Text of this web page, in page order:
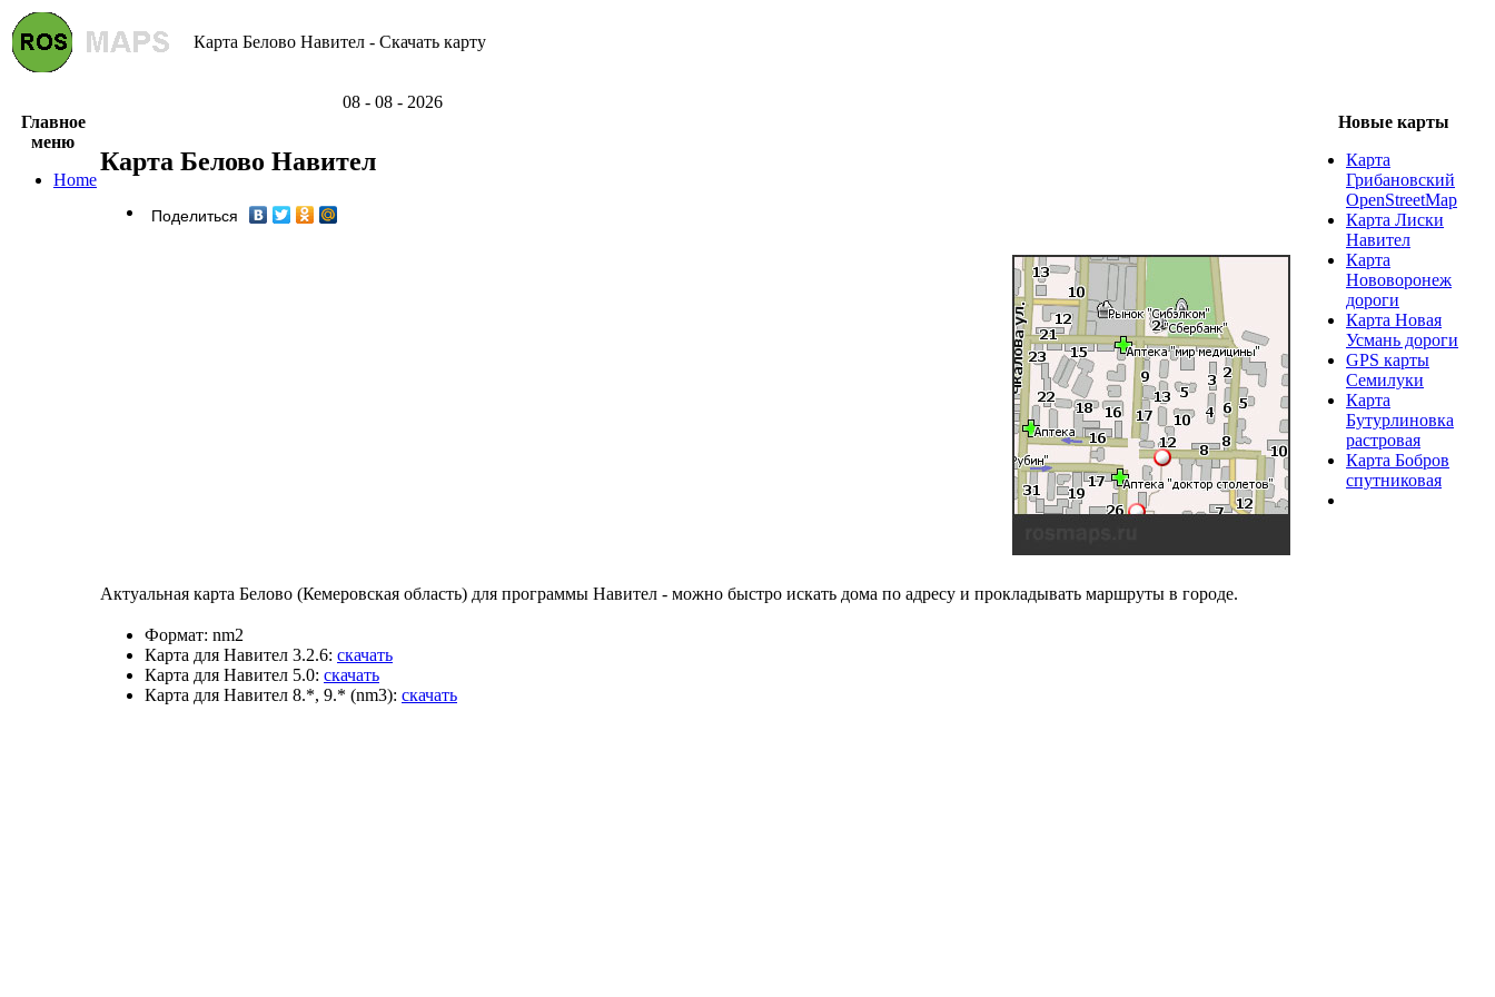
Карта Белово Навител - Скачать карту
08 - 08 - 2026
Главное
меню
Home
Карта Белово Навител
Поделиться
Актуальная карта Белово (Кемеровская область) для программы Навител - можно быстро искать дома по адресу и прокладывать маршруты в городе.
Формат: nm2
Карта для Навител 3.2.6: скачать
Карта для Навител 5.0: скачать
Карта для Навител 8.*, 9.* (nm3): скачать
Новые карты
Карта
Грибановский
OpenStreetMap
Карта Лиски
Навител
Карта
Нововоронеж
дороги
Карта Новая
Усмань дороги
GPS карты
Семилуки
Карта
Бутурлиновка
растровая
Карта Бобров
спутниковая